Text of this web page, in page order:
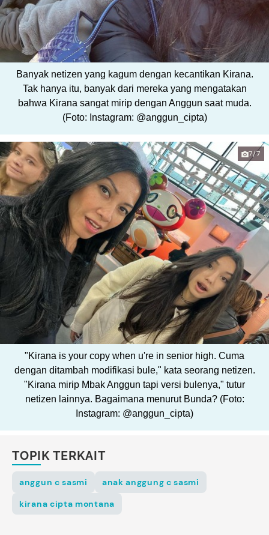
Banyak netizen yang kagum dengan kecantikan Kirana.
Tak hanya itu, banyak dari mereka yang mengatakan
bahwa Kirana sangat mirip dengan Anggun saat muda.
(Foto: Instagram: @anggun_cipta)
7/7
"Kirana is your copy when u're in senior high. Cuma
dengan ditambah modifikasi bule," kata seorang netizen.
"Kirana mirip Mbak Anggun tapi versi bulenya," tutur
netizen lainnya. Bagaimana menurut Bunda? (Foto:
Instagram: @anggun_cipta)
TOPIK TERKAIT
anggun c sasmi
anak anggung c sasmi
kirana cipta montana